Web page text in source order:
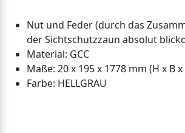
Nut und Feder (durch das
der Sichtschutzzaun absolut
Material: GCC
Maße: 20 x 195 x 1778 mm (H x B x
Farbe: HELLGRAU